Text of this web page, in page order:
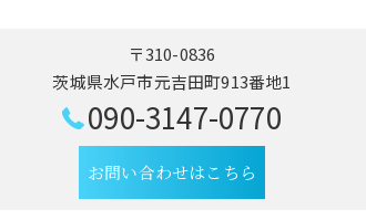
〒310-0836
茨城県水戸市元吉田町913番地1
090-3147-0770
お問い合わせはこちら